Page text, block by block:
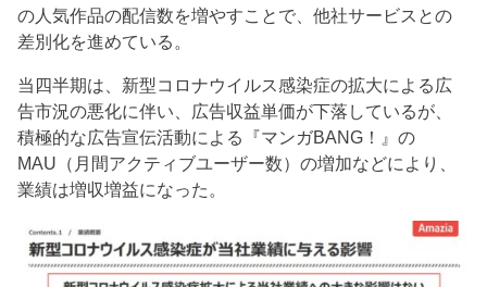
の人気作品の配信数を増やすことで、他社サービスとの
差別化を進めている。
当四半期は、新型コロナウイルス感染症の拡大による広
告市況の悪化に伴い、広告収益単価が下落しているが、
積極的な広告宣伝活動による『マンガBANG！』の
MAU（月間アクティブユーザー数）の増加などにより、
業績は増収増益になった。